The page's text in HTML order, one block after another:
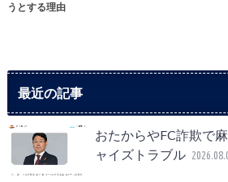
うとする理由
最近の記事
おたからやFC詐欺で
ャイズトラブル